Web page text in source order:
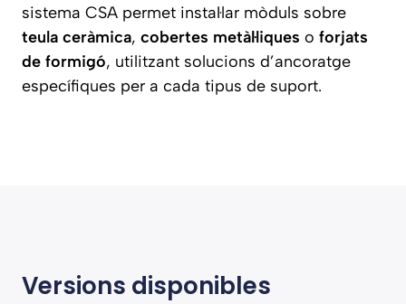
sistema CSA permet instal·lar mòduls sobre
teula ceràmica, cobertes metàl·liques o forjats
de formigó, utilitzant solucions d’ancoratge
específiques per a cada tipus de suport.
Versions disponibles